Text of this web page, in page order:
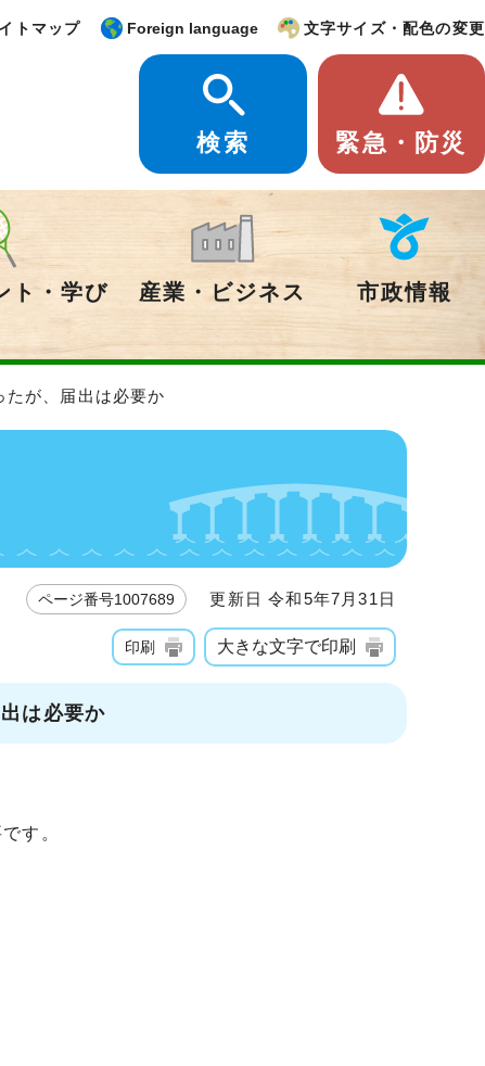
トマップ Foreign language 文字サイズ・配色の変更
検索 緊急・防災
ト・学び 産業・ビジネス 市政情報
が、届出は必要か
ページ番号1007689 更新日 令和5年7月31日
印刷 大きな文字で印刷
は必要か
す。